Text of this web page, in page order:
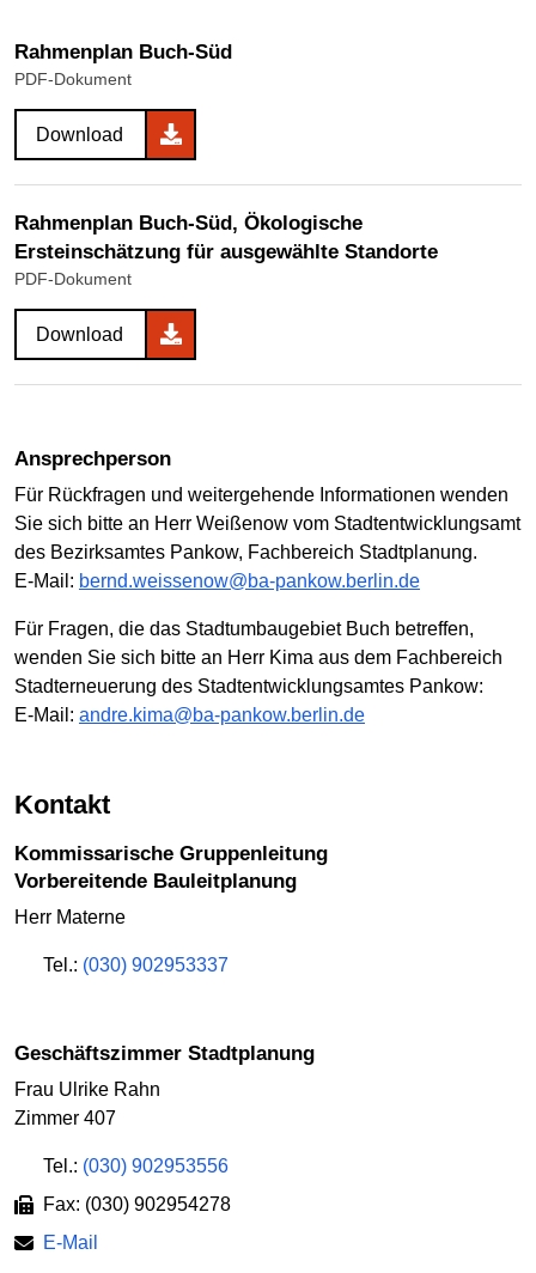
Rahmenplan Buch-Süd
PDF-Dokument
Download
Rahmenplan Buch-Süd, Ökologische
Ersteinschätzung für ausgewählte Standorte
PDF-Dokument
Download
Ansprechperson
Für Rückfragen und weitergehende Informationen wenden
Sie sich bitte an Herr Weißenow vom Stadtentwicklungsamt
des Bezirksamtes Pankow, Fachbereich Stadtplanung.
E-Mail: bernd.weissenow@ba-pankow.berlin.de
Für Fragen, die das Stadtumbaugebiet Buch betreffen,
wenden Sie sich bitte an Herr Kima aus dem Fachbereich
Stadterneuerung des Stadtentwicklungsamtes Pankow:
E-Mail: andre.kima@ba-pankow.berlin.de
Kontakt
Kommissarische Gruppenleitung
Vorbereitende Bauleitplanung
Herr Materne
Tel.: (030) 902953337
Geschäftszimmer Stadtplanung
Frau Ulrike Rahn
Zimmer 407
Tel.: (030) 902953556
Fax: (030) 902954278
E-Mail